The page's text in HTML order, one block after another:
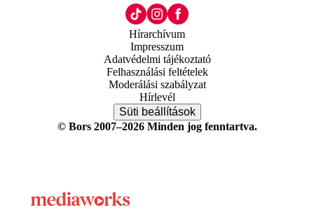
Hírarchívum
Impresszum
Adatvédelmi tájékoztató
Felhasználási feltételek
Moderálási szabályzat
Hírlevél
Süti beállítások
© Bors 2007–2026 Minden jog fenntartva.